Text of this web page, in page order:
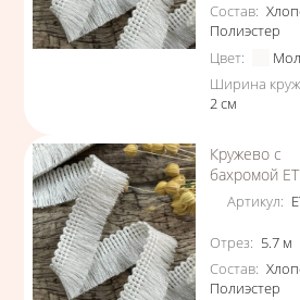
Состав:
Полиэстер
Цвет:
Ширина
2см
Кружево с
бахромой
Артикул:
Отрез: 5.7 м
Состав:
Полиэстер